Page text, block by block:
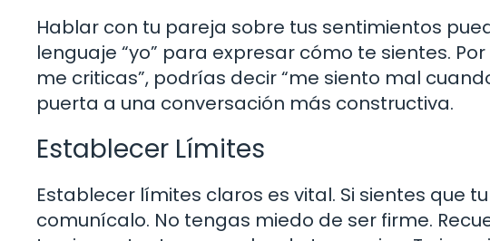
Hablar con tu pareja sobre tus sentimientos
lenguaje “yo” para expresar cómo te sientes.
me criticas”, podrías decir “me siento mal
puerta a una conversación más constructiva.
Establecer Límites
Establecer límites claros es vital. Si sientes que
comunícalo. No tengas miedo de ser firme.